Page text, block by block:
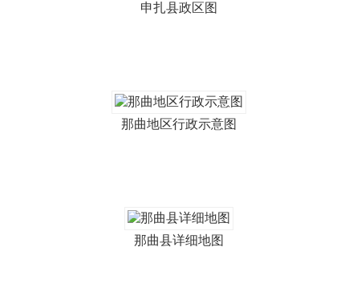
申扎县政区图
那曲地区行政示意图
那曲县详细地图